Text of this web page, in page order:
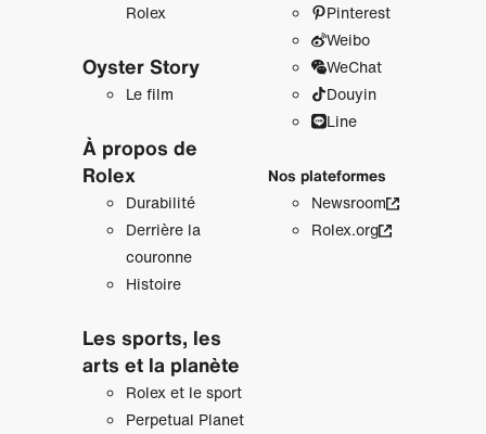
Rolex
Oyster Story
Le film
À propos de
Rolex
Durabilité
Derrière la
couronne
Histoire
Les sports, les
arts et la planète
Rolex et le sport
Perpetual Planet
Pinterest
Weibo
WeChat
Douyin
Line
Nos plateformes
Newsroom
Rolex.org